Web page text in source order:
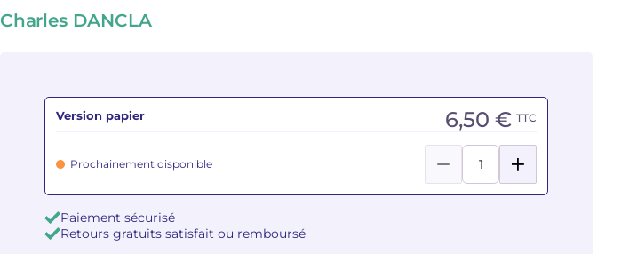
Charles DANCLA
Version papier 6,50 € TTC
Prochainement disponible
Paiement sécurisé
Retours gratuits satisfait ou remboursé